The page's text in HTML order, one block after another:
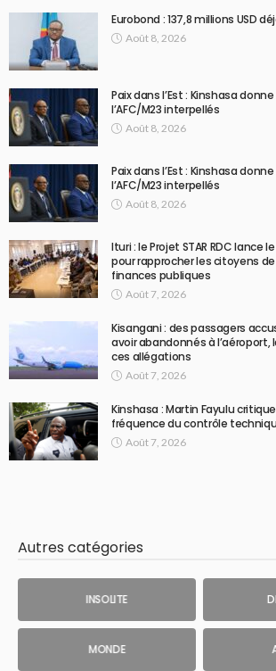
Eurobond : 137,8 millions USD
Août 8, 2026
Paix dans l’Est : Kinshasa
l’AFC/M23 interpellés
Août 8, 2026
Paix dans l’Est : Kinshasa
l’AFC/M23 interpellés
Août 8, 2026
Ituri : le Projet STAR RDC
pour rapprocher les citoyens
finances publiques
Août 7, 2026
Kisangani : des passagers
avoir abandonnés à
ces allégations
Août 7, 2026
Kinshasa : Martin Fayulu
fréquence du contrôle
Août 7, 2026
Autres catégories
INSOLITE
MONDE